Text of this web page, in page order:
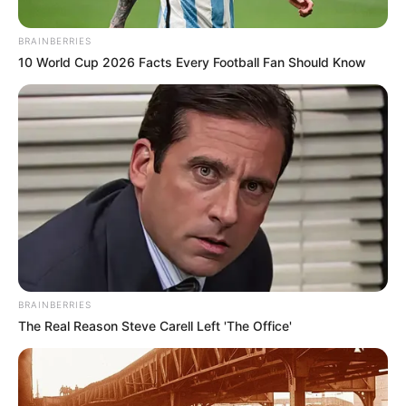
BRAINBERRIES
10 World Cup 2026 Facts Every Football Fan Should Know
BRAINBERRIES
The Real Reason Steve Carell Left 'The Office'